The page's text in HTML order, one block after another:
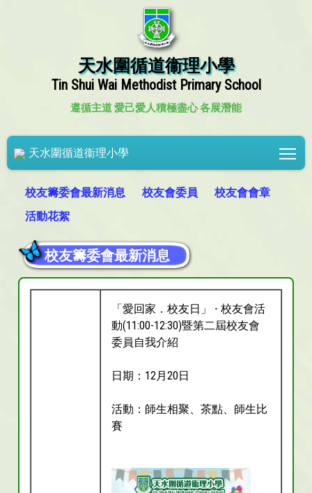
天水圍循道衞理小學
Tin Shui Wai Methodist Primary School
遵循主道 愛己愛人積極盡心 各展潛能
天水圍循道衞理小學
校友籌委會最新消息 校友會委員
校友會會章
活動花絮
校友籌委會最新消息
「愛回家．校友日」 - 校友會活
動(11:00-12:30)暨第二屆校友會
委員自我介紹
日期：12月20日
活動：師生相聚、茶點、師生比
賽